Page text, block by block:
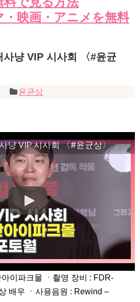
・映画・アニメを無料
냥 VIP 시사회 〈#윤균
윤균상
[2022.09.19] #늑대사냥 VIP 시사회 〈#윤균상〉 포토월
아이파크몰 ㆍ촬영 장비 : FDR-
배우 ㆍ사용음원 : Rewind –